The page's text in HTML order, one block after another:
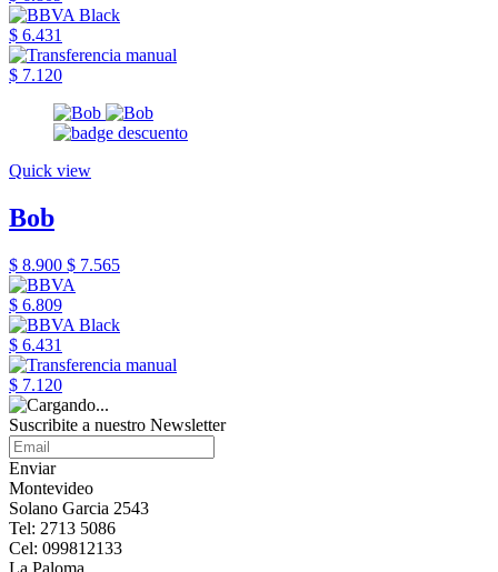
$ 6.431
$ 7.120
Quick view
Bob
$ 8.900 $ 7.565
$ 6.809
$ 6.431
$ 7.120
Suscribite a nuestro Newsletter
Enviar
Montevideo
Solano Garcia 2543
Tel: 2713 5086
Cel: 099812133